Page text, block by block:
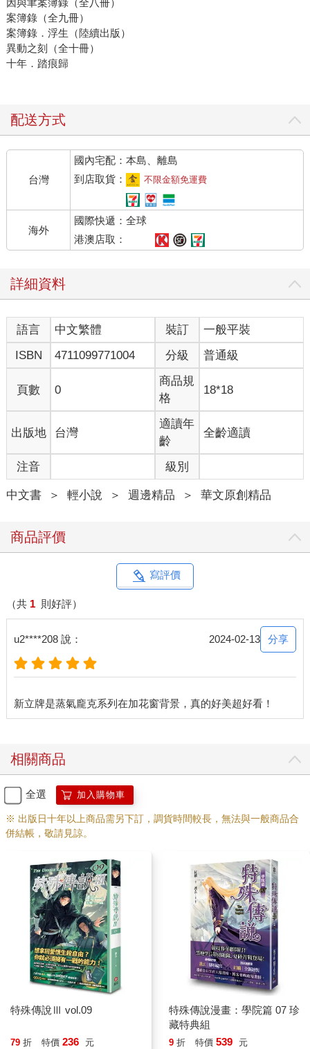
因與聿案簿錄（全八冊）
案簿錄（全九冊）
案簿錄．浮生（陸續出版）
異動之刻（全十冊）
十年．踏痕歸
配送方式
台灣
國內宅配：本島、離島
到店取貨：
不限金額免運費
海外
國際快遞：全球
港澳店取：
詳細資料
語言 中文繁體 裝訂
一般平裝
ISBN
4711099771004 分級 普通級
頁數 0
商品規
格
18*18
出版地 台灣
適讀年
齡
全齡適讀
注音 級別
中文書 ＞ 輕小說 ＞ 週邊精品 ＞ 華文原創精品
商品評價
寫評價
（共 1 則好評）
u2****208 說： 2024-02-13 分享
相關商品
全選 加入購物車
※ 出版日十年以上商品需另下訂，調貨時間較長，無法與一般商品合
併結帳，敬請見諒。
特殊傳說Ⅲ vol.09
79 折 特價 236 元
特殊傳說漫畫：學院篇 07 珍
藏特典組
9 折 特價 539 元